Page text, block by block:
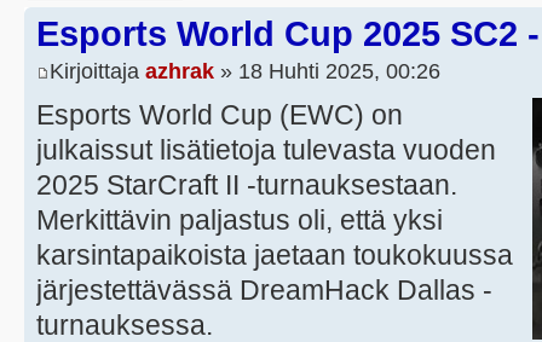
Esports World Cup 2025 SC2
Kirjoittaja azhrak » 18 Huhti 2025, 00:26
Esports World Cup (EWC) on
julkaissut lisätietoja tulevasta vuoden
2025 StarCraft II -turnauksestaan.
Merkittävin paljastus oli, että yksi
karsintapaikoista jaetaan toukokuussa
järjestettävässä DreamHack Dallas -
turnauksessa.